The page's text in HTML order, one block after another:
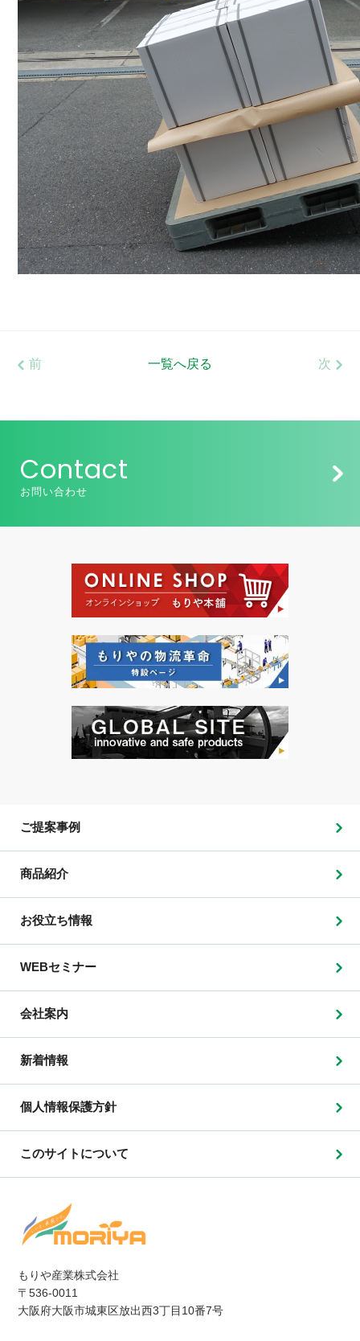
前 一覧へ戻る 次
Contact
お問い合わせ
もりや産業株式会社
〒536-0011
大阪府大阪市城東区放出西3丁目10番7号
ご提案事例
商品紹介
お役立ち情報
WEBセミナー
会社案内
新着情報
個人情報保護方針
このサイトについて